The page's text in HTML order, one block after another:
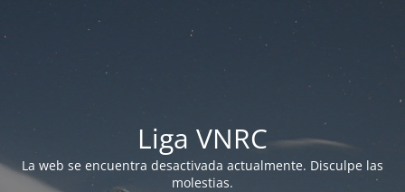
Liga VNRC
La web se encuentra desactivada actualmente. Disculpe las
molestias.